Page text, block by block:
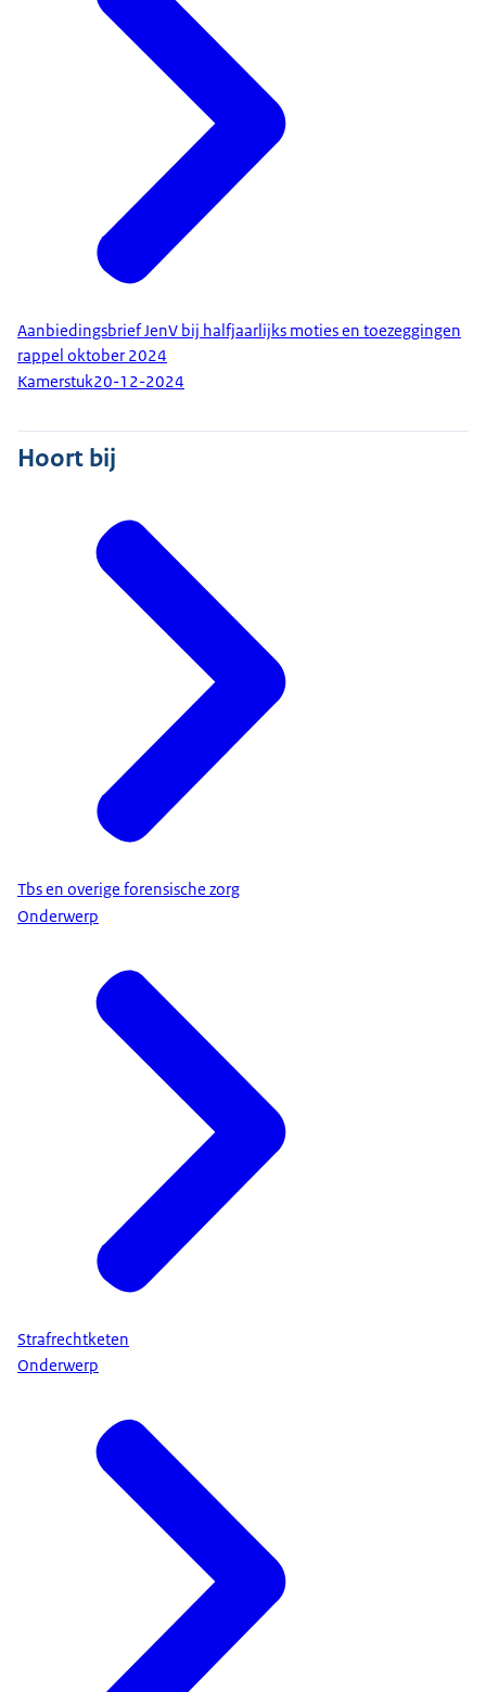
Aanbiedingsbrief JenV bij halfjaarlijks moties en toezeggingen
rappel oktober 2024
Kamerstuk20-12-2024
Hoort bij
Tbs en overige forensische zorg
Onderwerp
Strafrechtketen
Onderwerp